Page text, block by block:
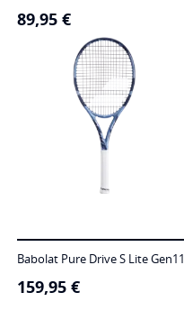
89,95 €
Babolat Pure Drive S Lite Gen11
159,95 €